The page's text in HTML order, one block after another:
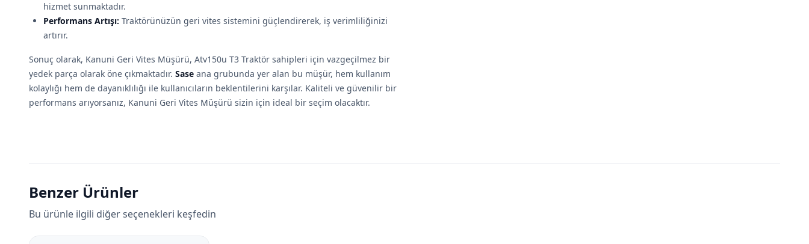
hizmet sunmaktadır.
Performans Artışı: Traktörünüzün geri vites sistemini güçlendirerek, iş verimliliğinizi
artırır.
Sonuç olarak, Kanuni Geri Vites Müşürü, Atv150u T3 Traktör sahipleri için vazgeçilmez bir
yedek parça olarak öne çıkmaktadır. Sase ana grubunda yer alan bu müşür, hem kullanım
kolaylığı hem de dayanıklılığı ile kullanıcıların beklentilerini karşılar. Kaliteli ve güvenilir bir
performans arıyorsanız, Kanuni Geri Vites Müşürü sizin için ideal bir seçim olacaktır.
Benzer Ürünler
Bu ürünle ilgili diğer seçenekleri keşfedin